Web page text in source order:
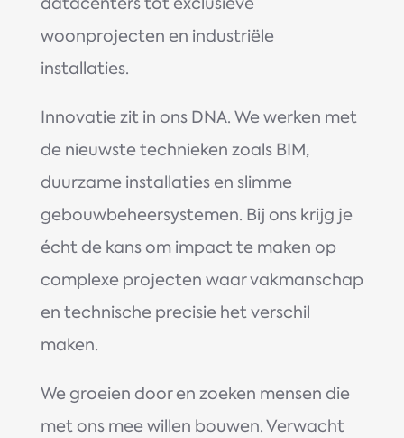
woonprojecten en industriële
installaties.
Innovatie zit in ons DNA. We werken met
de nieuwste technieken zoals BIM,
duurzame installaties en slimme
gebouwbeheersystemen. Bij ons krijg je
écht de kans om impact te maken op
complexe projecten waar vakmanschap
en technische precisie het verschil
maken.
We groeien door en zoeken mensen die
met ons mee willen bouwen. Verwacht